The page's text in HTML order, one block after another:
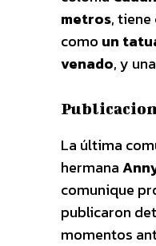
metros, tiene
como un
venado, y una
La última
hermana
comunique
publicaron
momentos